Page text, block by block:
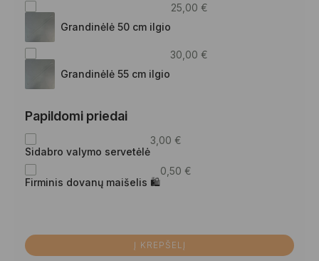
Grandinėlė 50 cm ilgio
25,00 €
Grandinėlė 55 cm ilgio
30,00 €
Papildomi priedai
Sidabro valymo servetėlė
3,00 €
Firminis dovanų maišelis 🛍
0,50 €
Į KREPŠELĮ